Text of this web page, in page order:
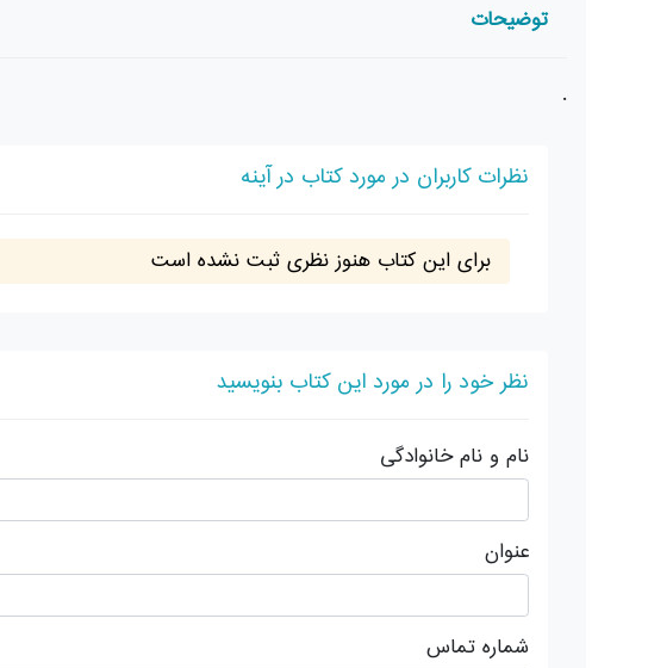
توضیحات
.
نظرات کاربران در مورد کتاب در آینه
برای این کتاب هنوز نظری ثبت نشده است
نظر خود را در مورد این کتاب بنویسید
نام و نام خانوادگی
عنوان
شماره تماس